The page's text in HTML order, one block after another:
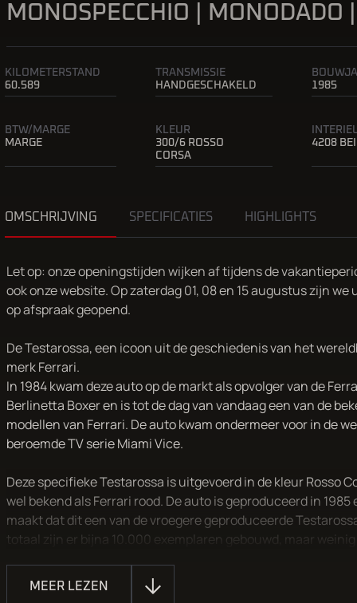
MONOSPECCHIO | MONODADO |
KILOMETERSTAND
60.589
TRANSMISSIE
HANDGESCHAKELD
1985
BTW/MARGE
MARGE
KLEUR
300/6 ROSSO
CORSA
4208
OMSCHRIJVING SPECIFICATIES HIGHLIGHTS
Let op: onze openingstijden wijken af tijdens de
ook onze website. Op zaterdag 01, 08 en 15 augustus zijn
op afspraak geopend.
De Testarossa, een icoon uit de geschiedenis van het
merk Ferrari.
In 1984 kwam deze auto op de markt als opvolger van de
Berlinetta Boxer en is tot de dag van vandaag een van de
modellen van Ferrari. De auto kwam ondermeer voor in de
beroemde TV serie Miami Vice.
Deze specifieke Testarossa is uitgevoerd in de kleur Rosso
wel bekend als Ferrari rood. De auto is geproduceerd in 1985
maakt dat dit een van de vroegere geproduceerde
totaal zijn er bijna 10.000 exemplaren gebouwd, maar weinig
staat voor enkele spiegel en enkele wielmoer. Deze
fabriek destijds verlaten met enkel een spiegel aan de
MEER LEZEN